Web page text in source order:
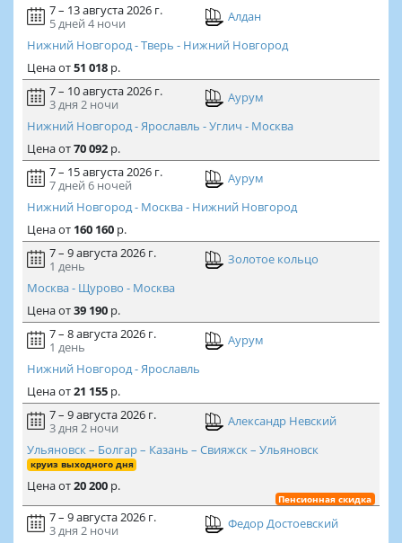
7 – 13 августа 2026 г.
5 дней 4 ночи
Алдан
Нижний Новгород - Тверь - Нижний Новгород
Ценаот51 018р.
7 – 10 августа 2026 г.
3 дня 2 ночи
Аурум
Нижний Новгород - Ярославль - Углич - Москва
Ценаот70 092р.
7 – 15 августа 2026 г.
7 дней 6 ночей
Аурум
Нижний Новгород - Москва - Нижний Новгород
Ценаот 160 160р.
7 – 9 августа 2026 г.
1 день
Золотое кольцо
Москва - Щурово - Москва
Ценаот39 190р.
7 – 8 августа 2026 г.
1 день
Аурум
Нижний Новгород - Ярославль
Ценаот21 155р.
7 – 9 августа 2026 г.
3 дня 2 ночи
Александр Невский
Ульяновск – Болгар – Казань – Свияжск – Ульяновск
круиз выходного дня
Ценаот20 200р.
Пенсионная скидка
7 – 9 августа 2026 г.
3 дня 2 ночи
Федор Достоевский